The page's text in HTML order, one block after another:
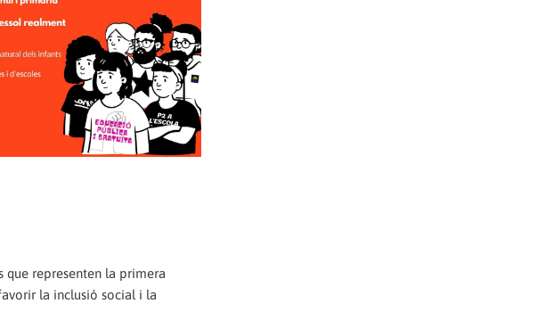
que representen la primera
la inclusió social i la